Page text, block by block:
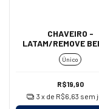
CHAVEIRO -
LATAM/REMOVE
FLIGHT
Único
R$19,90
3 x de R$6,63 sem